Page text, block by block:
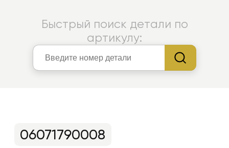
Быстрый поиск детали по
артикулу:
06071790008